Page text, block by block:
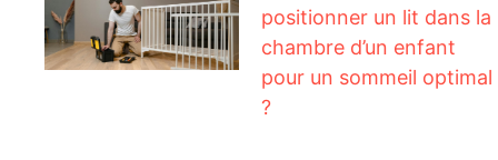
positionner un lit dans la
chambre d’un enfant
pour un sommeil optimal
?